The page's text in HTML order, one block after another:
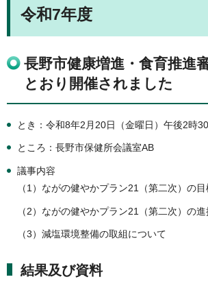
令和7年度
長野市健康増進・食育推進
とおり開催されました
とき：令和8年2月20日（金曜日）午後2時
ところ：長野市保健所会議室AB
議事内容
（1）ながの健やかプラン21（第二次）の
（2）ながの健やかプラン21（第二次）の
（3）減塩環境整備の取組について
結果及び資料